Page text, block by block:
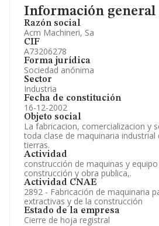
Información general
Razón social
Acm Machineri, Sa
CIF
A73206278
Forma jurídica
Sociedad anónima
Sector
Industria
Fecha de constitución
16-12-2002
Objeto social
La fabricacion, comercializacion y
toda clase de maquinaria
tierras.
Actividad
construcción de maquinas y
construcción y obra publica,.
Actividad CNAE
2892 - Fabricación de maquinaria
extractivas y de la construcción
Estado de la empresa
Cierre de hoja registral
Información oficial y registral